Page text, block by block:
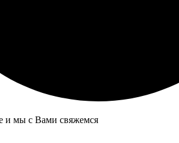
и мы с Вами свяжемся